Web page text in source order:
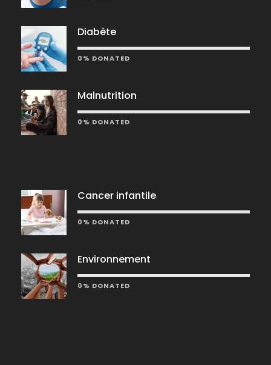
Diabète
0% DONATED
Malnutrition
0% DONATED
Cancer infantile
0% DONATED
Environnement
0% DONATED